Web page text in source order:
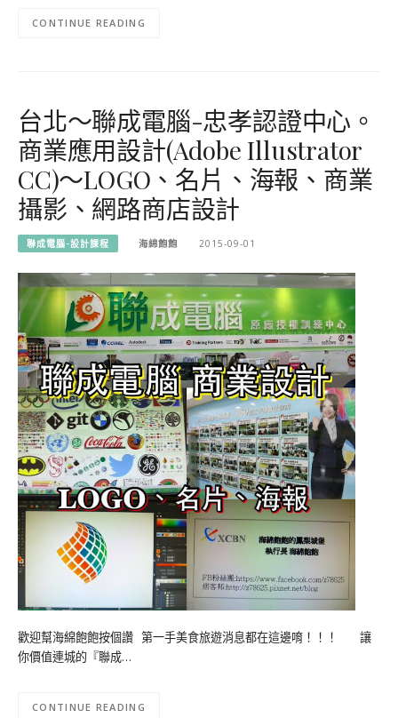
CONTINUE READING
台北～聯成電腦-忠孝認證中心。
商業應用設計(Adobe Illustrator
CC)～LOGO、名片、海報、商業
攝影、網路商店設計
聯成電腦-設計課程 海綿飽飽 2015-09-01
歡迎幫海綿飽飽按個讚 第一手美食旅遊消息都在這邊唷！！！ 讓
你價值連城的『聯成…
CONTINUE READING